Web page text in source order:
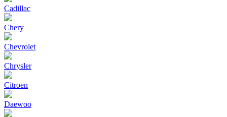
Cadillac
Chery
Chevrolet
Chrysler
Citroen
Daewoo